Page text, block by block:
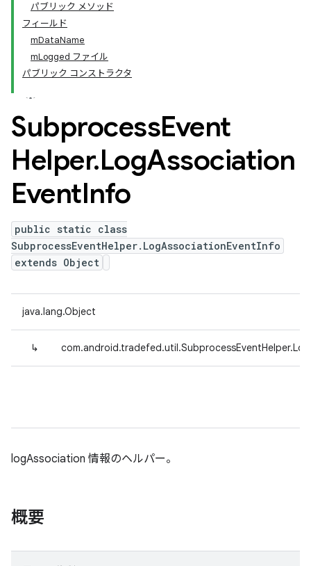
パブリック メソッド
フィールド
mDataName
mLogged ファイル
パブリック コンストラクタ
SubprocessEvent
Helper.LogAssociation
EventInfo
public static class
SubprocessEventHelper.LogAssociationEventInfo
extends Object
java.lang.Object
↳
logAssociation 情報のヘルパー。
概要